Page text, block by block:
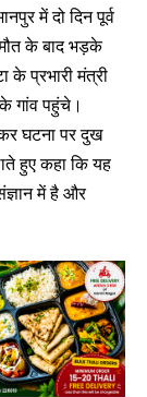
में दो दिन पूर्व
के बाद भड़के
के प्रभारी मंत्री
गांव पहुंचे।
घटना पर दुख
हुए कहा कि यह
में है और